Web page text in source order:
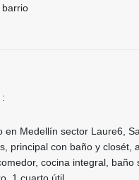
barrio
en Medellín sector Laure6,
principal con baño y closét,
cocina integral, baño